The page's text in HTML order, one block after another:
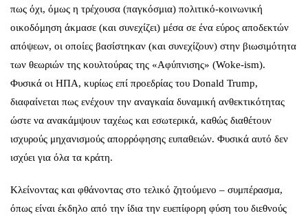
πως όχι, όμως η τρέχουσα (παγκόσμια) πολιτικό-κοινωνική
οικοδόμηση άκμασε (και συνεχίζει) μέσα σε ένα εύρος αποδεκτών
απόψεων, οι οποίες βασίστηκαν (και συνεχίζουν) στην βιωσιμότητα
των θεωριών της κουλτούρας της «Αφύπνισης» (Woke-ism).
Φυσικά οι ΗΠΑ, κυρίως επί προεδρίας του Donald Trump,
διαφαίνεται πως ενέχουν την αναγκαία δυναμική ανθεκτικότητας
ώστε να ανακάμψουν ταχέως και εσωτερικά, καθώς διαθέτουν
ισχυρούς μηχανισμούς απορρόφησης ευπαθειών. Φυσικά αυτό δεν
ισχύει για όλα τα κράτη.
Κλείνοντας και φθάνοντας στο τελικό ζητούμενο – συμπέρασμα,
όπως είναι έκδηλο από την ίδια την ευεπίφορη φύση του διεθνούς